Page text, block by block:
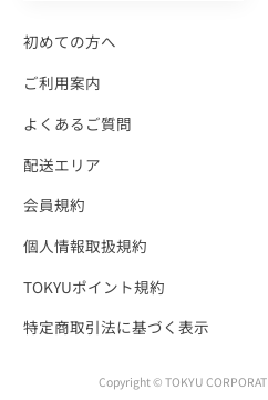
初めての方へ
ご利用案内
よくあるご質問
配送エリア
会員規約
個人情報取扱規約
TOKYUポイント規約
特定商取引法に基づく表示
Copyright © TOKYU